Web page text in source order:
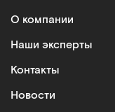
О компании
Наши эксперты
Контакты
Новости